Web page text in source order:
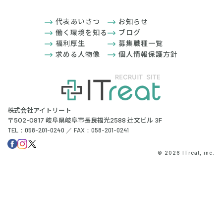
株式会社アイトリート
〒502-0817 岐阜県岐阜市長良福光2588 辻文ビル 3F
TEL：058-201-0240 ／ FAX：058-201-0241
代表あいさつ
働く環境を知る
福利厚生
求める人物像
お知らせ
ブログ
募集職種一覧
個人情報保護方針
© 2026 ITreat, inc.